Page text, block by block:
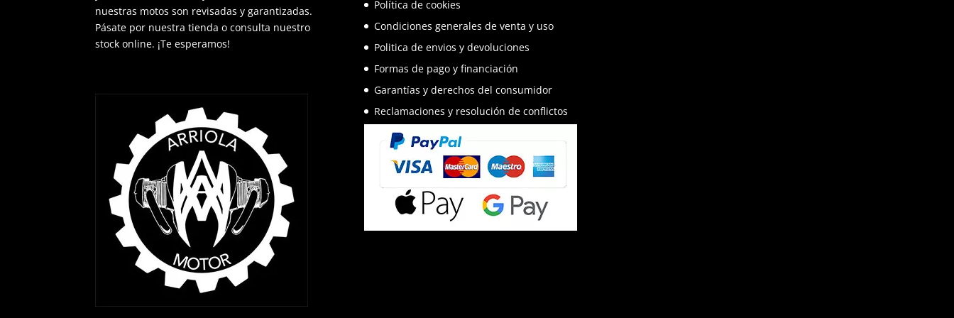
nuestras motos son revisadas y garantizadas.
Pásate por nuestra tienda o consulta nuestro
stock online. ¡Te esperamos!
Política de cookies
Condiciones generales de venta y uso
Politica de envios y devoluciones
Formas de pago y financiación
Garantías y derechos del consumidor
Reclamaciones y resolución de conflictos